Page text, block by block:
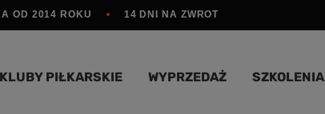
OD 2014 ROKU 14 DNI NA ZWROT
KLUBY PIŁKARSKIE WYPRZEDAŻ SZKOLENIA